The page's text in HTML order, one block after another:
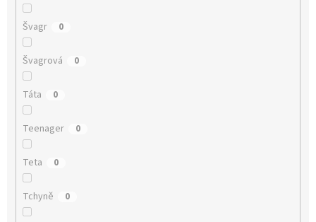
Švagr 0
Švagrová 0
Táta 0
Teenager 0
Teta 0
Tchyně 0